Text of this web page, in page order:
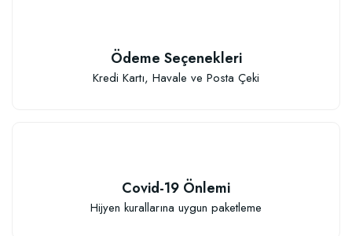
455,88 TL
Ödeme Seçenekleri
Kredi Kartı, Havale ve Posta Çeki
Covid-19 Önlemi
Hijyen kurallarına uygun paketleme